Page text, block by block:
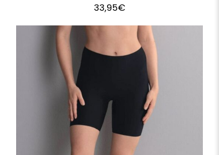
33,95€